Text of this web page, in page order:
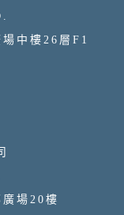
中樓26層F1
場20樓